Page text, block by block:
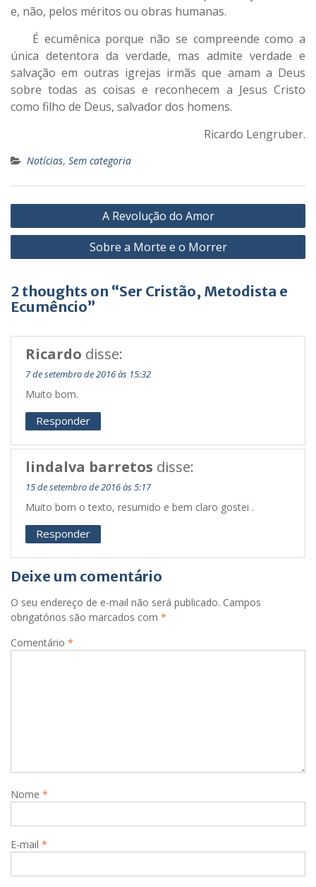
e, não, pelos méritos ou obras humanas.
É ecumênica porque não se compreende como a
única detentora da verdade, mas admite verdade e
salvação em outras igrejas irmãs que amam a Deus
sobre todas as coisas e reconhecem a Jesus Cristo
como filho de Deus, salvador dos homens.
Ricardo Lengruber.
Notícias, Sem categoria
Navegação
Post
A Revolução do Amor
Sobre a Morte e o Morrer
2 thoughts on “Ser Cristão, Metodista e
Ecumêncio”
Ricardo disse:
7 de setembro de 2016 às 15:32
Muito bom.
Responder
lindalva barretos disse:
15 de setembro de 2016 às 5:17
Muito bom o texto, resumido e bem claro gostei .
Responder
Deixe um comentário
O seu endereço de e-mail não será publicado. Campos
obrigatórios são marcados com *
Comentário *
Nome *
E-mail *